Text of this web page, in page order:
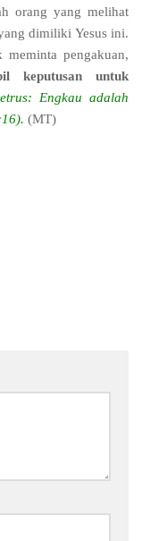
orang yang melihat
dimiliki Yesus ini.
pengakuan,
keputusan untuk
Engkau adalah
(MT)